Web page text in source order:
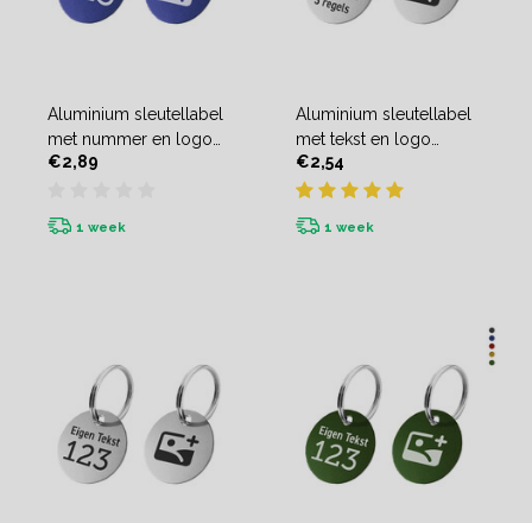
Aluminium sleutellabel
met nummer en logo
(tweezijdig)
€2,89
1 week
Aluminium sleutellabel
met tekst en logo
(tweezijdig) - per stuk
€2,54
1 week